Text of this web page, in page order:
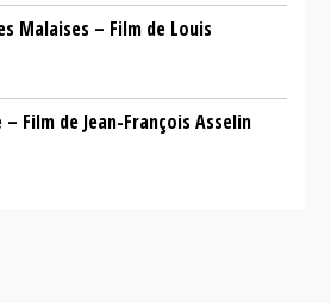
Malaises – Film de Louis
– Film de Jean-François Asselin